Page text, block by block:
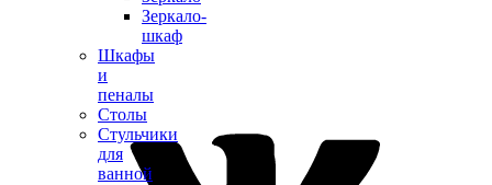
Зеркало-
шкаф
Шкафы
и
пеналы
Столы
Стульчики
для
ванной